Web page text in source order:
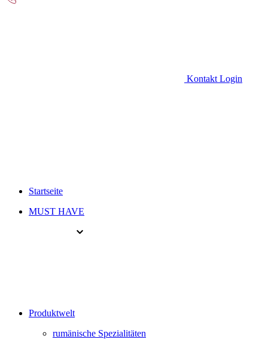
Kontakt Login
Startseite
MUST HAVE
Produktwelt
rumänische Spezialitäten